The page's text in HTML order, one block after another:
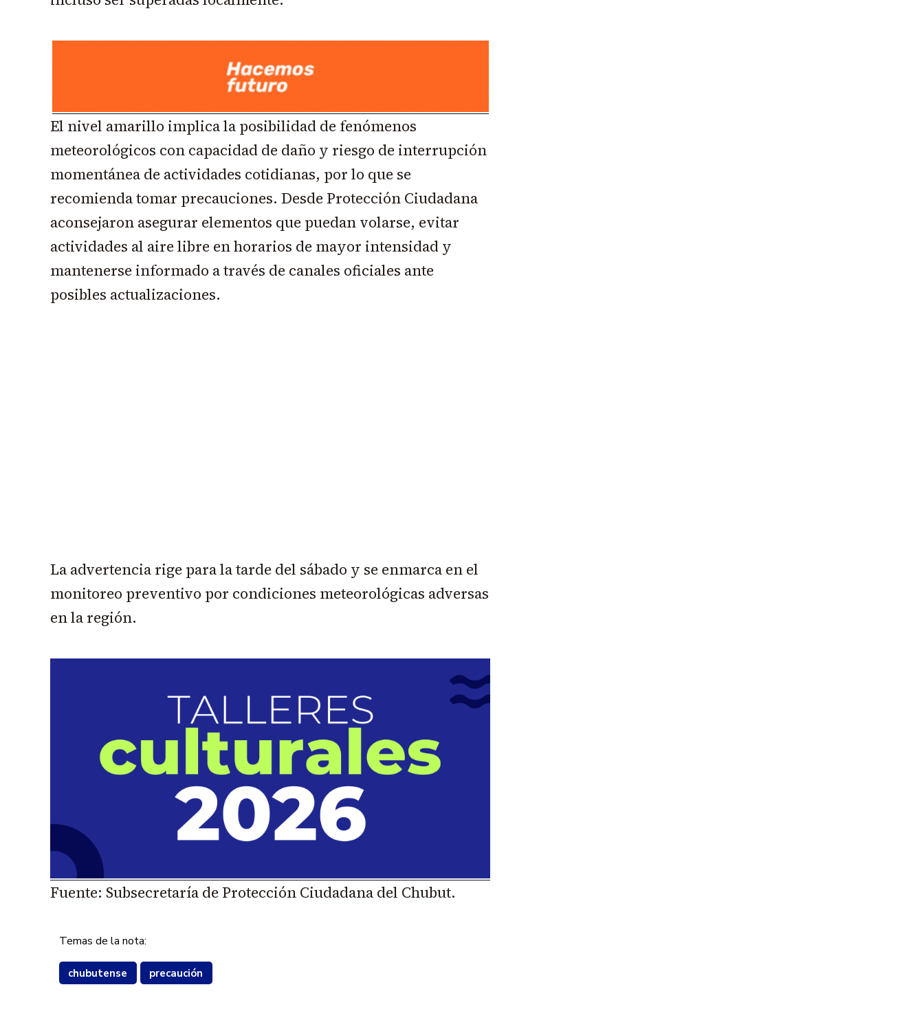
El nivel amarillo implica la posibilidad de fenómenos
meteorológicos con capacidad de daño y riesgo de interrupción
momentánea de actividades cotidianas, por lo que se
recomienda tomar precauciones. Desde Protección Ciudadana
aconsejaron asegurar elementos que puedan volarse, evitar
actividades al aire libre en horarios de mayor intensidad y
mantenerse informado a través de canales oficiales ante
posibles actualizaciones.
La advertencia rige para la tarde del sábado y se enmarca en el
monitoreo preventivo por condiciones meteorológicas adversas
en la región.
Fuente: Subsecretaría de Protección Ciudadana del Chubut.
Temas de la nota:
chubutense precaución